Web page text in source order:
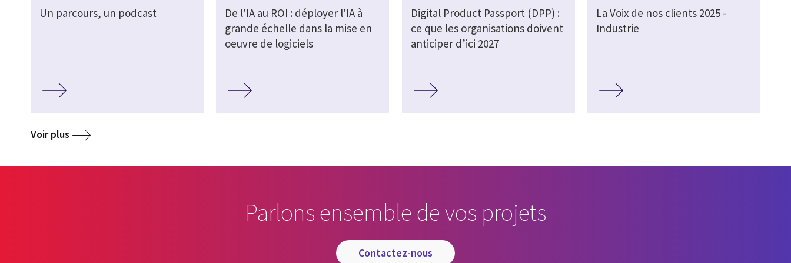
Un parcours, un podcast
De l'IA au ROI : déployer l'IA à
grande échelle dans la mise en
oeuvre de logiciels
Digital Product Passport (DPP) :
ce que les organisations doivent
anticiper d’ici 2027
La Voix de nos clients 2025 -
Industrie
Voir plus
Parlons ensemble de vos projets
contactez-nous